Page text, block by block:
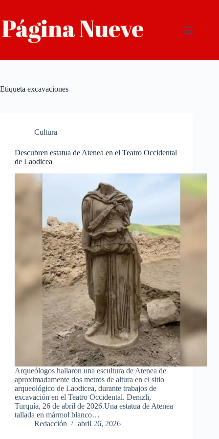
contenido
Etiqueta excavaciones
Cultura
Descubren estatua de Atenea en el Teatro Occidental
de Laodicea
Arqueólogos hallaron una escultura de Atenea de
aproximadamente dos metros de altura en el sitio
arqueológico de Laodicea, durante trabajos de
excavación en el Teatro Occidental. Denizli,
Turquía, 26 de abril de 2026.Una estatua de Atenea
tallada en mármol blanco…
Redacción
abril 26, 2026